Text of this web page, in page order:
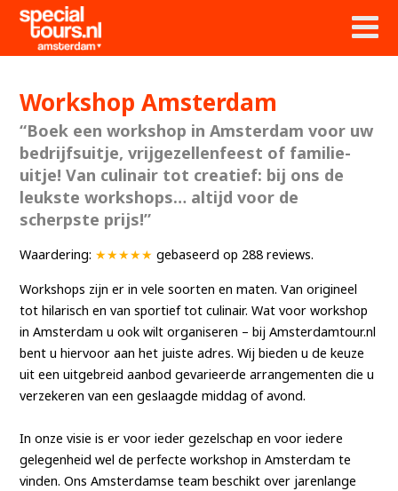
Workshop Amsterdam
“Boek een workshop in Amsterdam voor uw
bedrijfsuitje, vrijgezellenfeest of familie-
uitje! Van culinair tot creatief: bij ons de
leukste workshops… altijd voor de
scherpste prijs!”
Waardering: ★★★★★gebaseerd op 288reviews.
Workshops zijn er in vele soorten en maten. Van origineel
tot hilarisch en van sportief tot culinair. Wat voor workshop
in Amsterdam u ook wilt organiseren – bij Amsterdamtour.nl
bent u hiervoor aan het juiste adres. Wij bieden u de keuze
uit een uitgebreid aanbod gevarieerde arrangementen die u
verzekeren van een geslaagde middag of avond.
In onze visie is er voor ieder gezelschap en voor iedere
gelegenheid wel de perfecte workshop in Amsterdam te
vinden. Ons Amsterdamse team beschikt over jarenlange